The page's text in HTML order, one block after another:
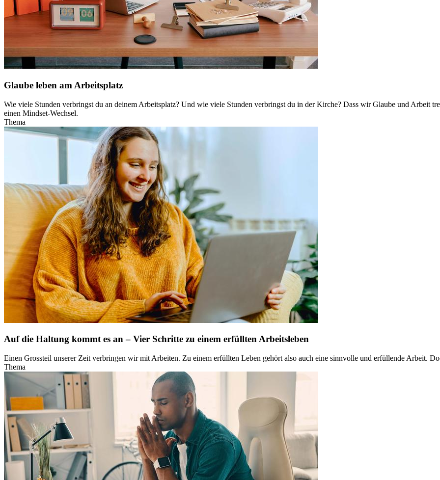
Glaube leben am Arbeitsplatz
Wie viele Stunden verbringst du an deinem Arbeitsplatz? Und wie viele Stunden verbringst du in der Kirche? Dass wir Glaube und Arbeit
einen Mindset-Wechsel.
Thema
Auf die Haltung kommt es an – Vier Schritte zu einem erfüllten Arbeitsleben
Einen Grossteil unserer Zeit verbringen wir mit Arbeiten. Zu einem erfüllten Leben gehört also auch eine sinnvolle und erfüllende Arbeit.
Thema